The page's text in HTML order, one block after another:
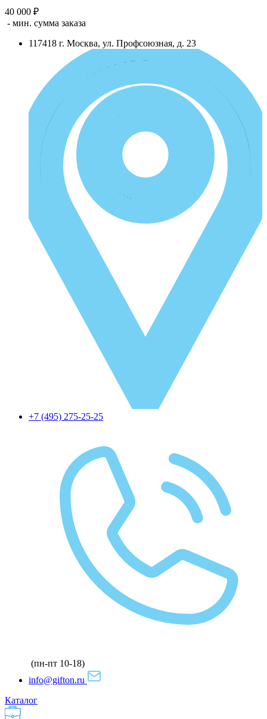
40 000 ₽
- мин. сумма заказа
117418 г. Москва, ул. Профсоюзная, д. 23
+7 (495) 275-25-25
(пн-пт 10-18)
info@gifton.ru
Каталог